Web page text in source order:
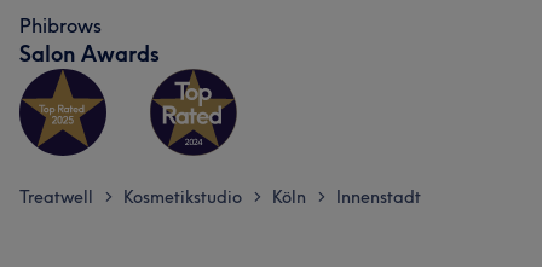
Phibrows
Salon Awards
Treatwell > Kosmetikstudio > Köln > Innenstadt